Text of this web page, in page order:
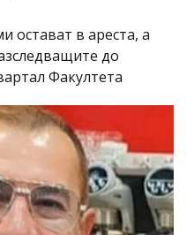
остават в ареста, а
до
Факултета